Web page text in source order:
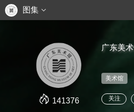
图集
141376
广东美
美术馆
关注